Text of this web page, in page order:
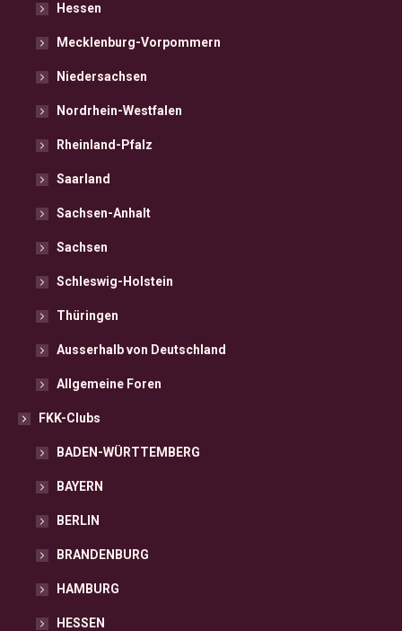
Hessen
Mecklenburg-Vorpommern
Niedersachsen
Nordrhein-Westfalen
Rheinland-Pfalz
Saarland
Sachsen-Anhalt
Sachsen
Schleswig-Holstein
Thüringen
Ausserhalb von Deutschland
Allgemeine Foren
FKK-Clubs
BADEN-WÜRTTEMBERG
BAYERN
BERLIN
BRANDENBURG
HAMBURG
HESSEN